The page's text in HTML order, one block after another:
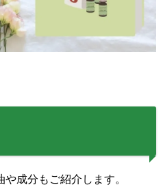
成分もご紹介します。